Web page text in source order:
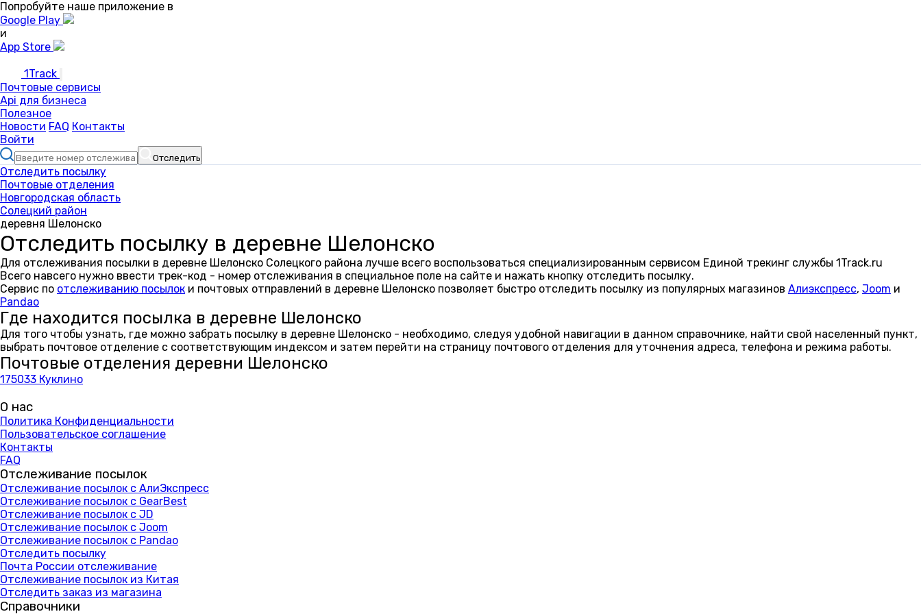
Попробуйте наше приложение в
Google Play
и
App Store
1Track
Почтовые сервисы
Api для бизнеса
Полезное
Новости FAQ Контакты
Войти
Отследить
Отследить посылку
Почтовые отделения
Новгородская область
Солецкий район
деревня Шелонско
Отследить посылку в деревне Шелонско
Для отслеживания посылки в деревне Шелонско Солецкого района лучше всего воспользоваться специализированным сервисом Единой трекинг службы 1Track.ru
Всего навсего нужно ввести трек-код - номер отслеживания в специальное поле на сайте и нажать кнопку отследить посылку.
Сервис по отслеживанию посылок и почтовых отправлений в деревне Шелонско позволяет быстро отследить посылку из популярных магазинов Алиэкспресс, Joom и
Pandao
Где находится посылка в деревне Шелонско
Для того чтобы узнать, где можно забрать посылку в деревне Шелонско - необходимо, следуя удобной навигации в данном справочнике, найти свой населенный пункт,
выбрать почтовое отделение с соответствующим индексом и затем перейти на страницу почтового отделения для уточнения адреса, телефона и режима работы.
Почтовые отделения деревни Шелонско
175033 Куклино
О нас
Политика Конфиденциальности
Пользовательское соглашение
Контакты
FAQ
Отслеживание посылок
Отслеживание посылок с АлиЭкспресс
Отслеживание посылок с GearBest
Отслеживание посылок с JD
Отслеживание посылок с Joom
Отслеживание посылок с Pandao
Отследить посылку
Почта России отслеживание
Отслеживание посылок из Китая
Отследить заказ из магазина
Справочники